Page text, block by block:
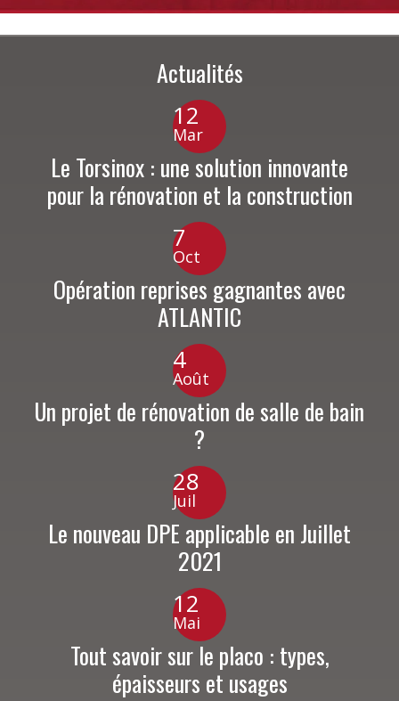
Actualités
12
Mar
Le Torsinox : une solution innovante
pour la rénovation et la construction
7
Oct
Opération reprises gagnantes avec
ATLANTIC
4
Août
Un projet de rénovation de salle de bain
?
28
Juil
Le nouveau DPE applicable en Juillet
2021
12
Mai
Tout savoir sur le placo : types,
épaisseurs et usages